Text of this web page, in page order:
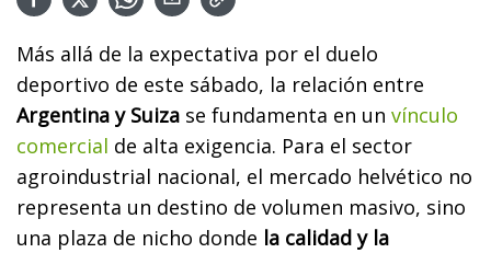
Más allá de la expectativa por el duelo
deportivo de este sábado, la relación entre
Argentina y Suiza se fundamenta en un vínculo
comercial de alta exigencia. Para el sector
agroindustrial nacional, el mercado helvético no
representa un destino de volumen masivo, sino
una plaza de nicho donde la calidad y la